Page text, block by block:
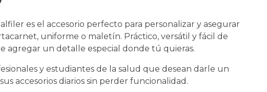
es el accesorio perfecto para personalizar y asegurar
uniforme o maletín. Práctico, versátil y fácil de
agregar un detalle especial donde tú quieras.
y estudiantes de la salud que desean darle un
accesorios diarios sin perder funcionalidad.